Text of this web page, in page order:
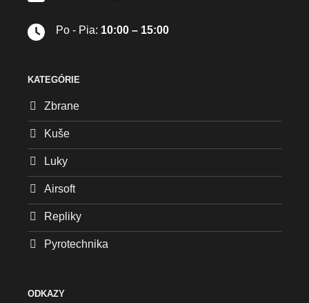
Po - Pia: 10:00 – 15:00
KATEGÓRIE
Zbrane
Kuše
Luky
Airsoft
Repliky
Pyrotechnika
ODKAZY